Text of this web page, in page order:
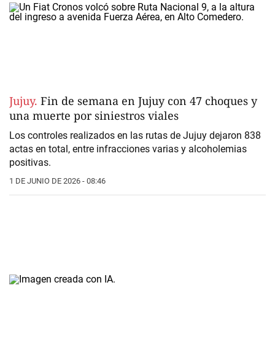
Jujuy. Fin de semana en Jujuy con 47 choques y
una muerte por siniestros viales
Los controles realizados en las rutas de Jujuy dejaron 838
actas en total, entre infracciones varias y alcoholemias
positivas.
1 DE JUNIO DE 2026 - 08:46